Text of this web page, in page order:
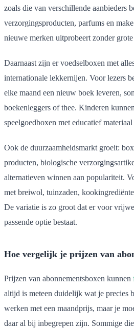
zoals die van verschillende aanbieders
verzorgingsproducten, parfums en
nieuwe merken uitprobeert zonder
Daarnaast zijn er voedselboxen met
internationale lekkernijen. Voor lezers
elke maand een nieuw boek leveren,
boekenleggers of thee. Kinderen
speelgoedboxen met educatief
Ook de duurzaamheidsmarkt groeit:
producten, biologische
alternatieven winnen aan populariteit.
met breiwol, tuinzaden,
De variatie is zo groot dat er voor
passende optie bestaat.
Hoe vergelijk je prijzen van
Prijzen van abonnementsboxen kunnen
altijd is meteen duidelijk wat je precies
werken met een maandprijs, maar je
daar al bij inbegrepen zijn. Sommige